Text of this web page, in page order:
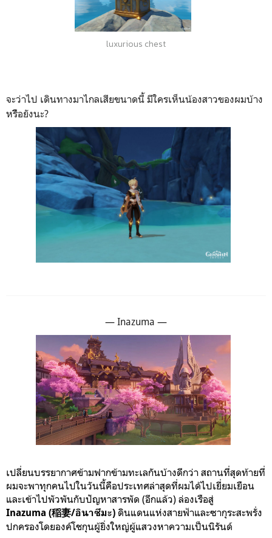
luxurious chest
จะว่าไป เดินทางมาไกลเสียขนาดนี้ มีใครเห็นน้องสาวของผมบ้าง
หรืิอยังนะ?
— Inazuma —
เปลี่ยนบรรยากาศข้ามฟากข้ามทะเลกันบ้างดีกว่า สถานที่สุดท้ายที่
ผมจะพาทุกคนไปในวันนี้คือประเทศล่าสุดที่ผมได้ไปเยี่ยมเยือน
และเข้าไปพัวพันกับปัญหาสารพัด (อีกแล้ว) ล่องเรือสู่
Inazuma (稲妻/อินาซึมะ) ดินแดนแห่งสายฟ้าและซากุระสะพรั่ง
ปกครองโดยองค์โชกุนผู้ยิ่งใหญ่ผู้แสวงหาความเป็นนิรันด์